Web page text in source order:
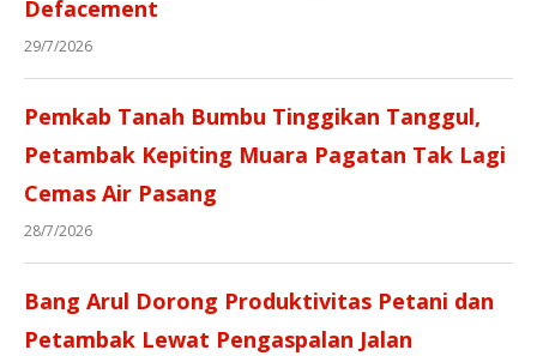
Defacement
29/7/2026
Pemkab Tanah Bumbu Tinggikan Tanggul,
Petambak Kepiting Muara Pagatan Tak Lagi
Cemas Air Pasang
28/7/2026
Bang Arul Dorong Produktivitas Petani dan
Petambak Lewat Pengaspalan Jalan